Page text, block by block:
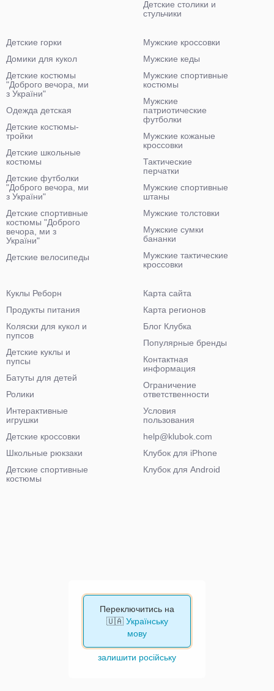
Детские столики и
стульчики
Детские горки
Домики для кукол
Детские костюмы
"Доброго вечора, ми
з України"
Одежда детская
Детские костюмы-
тройки
Детские школьные
костюмы
Детские футболки
"Доброго вечора, ми
з України"
Детские спортивные
костюмы "Доброго
вечора, ми з
України"
Детские велосипеды
Мужские кроссовки
Мужские кеды
Мужские спортивные
костюмы
Мужские
патриотические
футболки
Мужские кожаные
кроссовки
Тактические
перчатки
Мужские спортивные
штаны
Мужские толстовки
Мужские сумки
бананки
Мужские тактические
кроссовки
Куклы Реборн
Продукты питания
Коляски для кукол и
пупсов
Детские куклы и
пупсы
Батуты для детей
Ролики
Интерактивные
игрушки
Детские кроссовки
Школьные рюкзаки
Детские спортивные
костюмы
Карта сайта
Карта регионов
Блог Клубка
Популярные бренды
Контактная
информация
Ограничение
ответственности
Условия
пользования
help@klubok.com
Клубок для iPhone
Клубок для Android
Переключитись на
🇺🇦 Українську
мову
залишити російську